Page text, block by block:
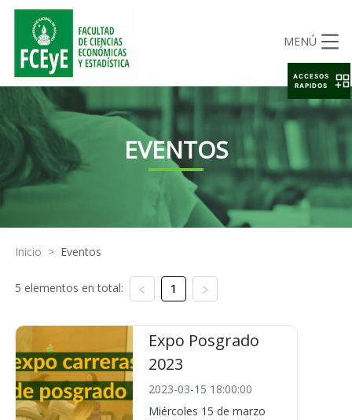
MENÚ
EVENTOS
Inicio > Eventos
5 elementos en total: 1
Expo Posgrado
2023
2023-03-15 18:00:00
Miércoles 15 de marzo
ACCESOS
RAPIDOS